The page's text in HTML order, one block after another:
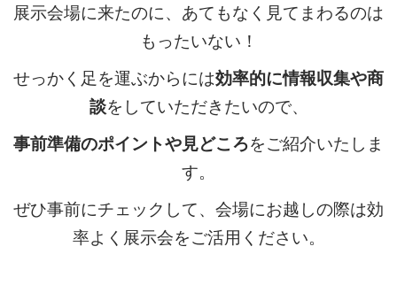
展示会場に来たのに、あてもなく見てまわるのは
もったいない！
せっかく足を運ぶからには効率的に情報収集や商
談をしていただきたいので、
事前準備のポイントや見どころをご紹介いたしま
す。
ぜひ事前にチェックして、会場にお越しの際は効
率よく展示会をご活用ください。